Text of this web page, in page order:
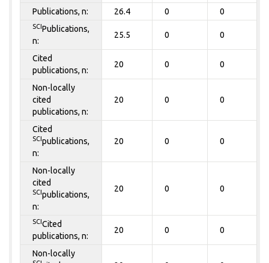
Publications, n: 26.4 0 0
SCIPublications,
n:
25.5 0 0
Cited
publications, n:
20 0 0
Non-locally
cited
publications, n:
20 0 0
Cited
SCIpublications,
n:
20 0 0
Non-locally
cited
SCIpublications,
n:
20 0 0
SCICited
publications, n:
20 0 0
Non-locally